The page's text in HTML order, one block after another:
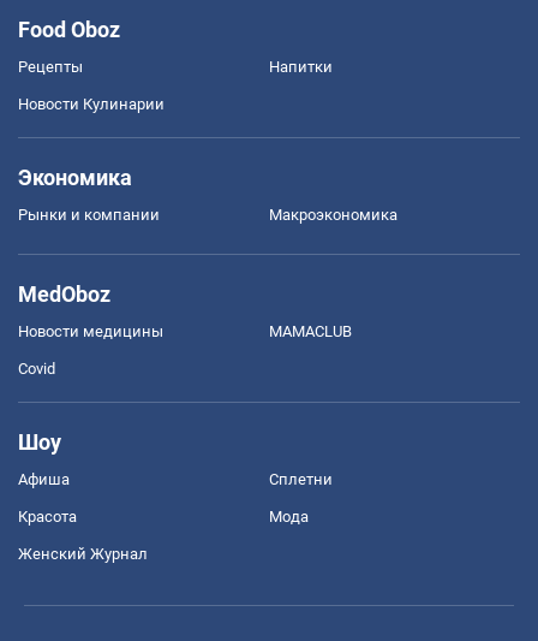
Food Oboz
Рецепты Напитки
Новости Кулинарии
Экономика
Рынки и компании Mакроэкономика
MedOboz
Новости медицины MAMACLUB
Covid
Шоу
Афиша Сплетни
Красота Мода
Женский Журнал